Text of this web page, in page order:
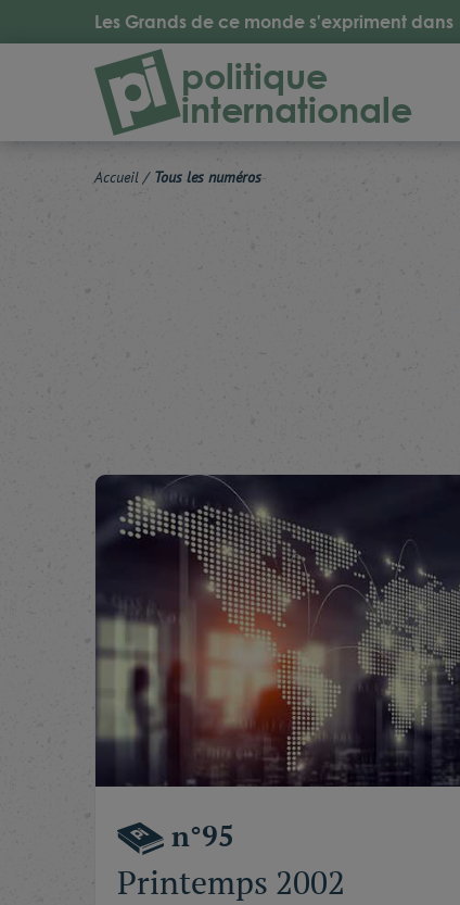
Les Grands de ce monde s'expriment dans
politique
internationale
Accueil / Tous les numéros
n°95
Printemps 2002